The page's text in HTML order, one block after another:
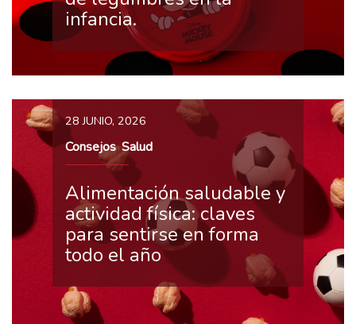
infancia.
28 JUNIO, 2026
Consejos,Salud
Alimentación saludable y
actividad física: claves
para sentirse en forma
todo el año